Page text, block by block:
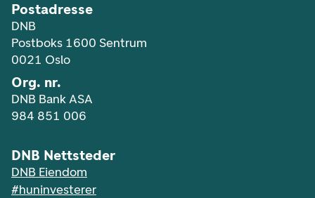
Postadresse
DNB
Postboks 1600 Sentrum
0021 Oslo
Org. nr.
DNB Bank ASA
984 851 006
DNB Nettsteder
DNB Eiendom
#huninvesterer